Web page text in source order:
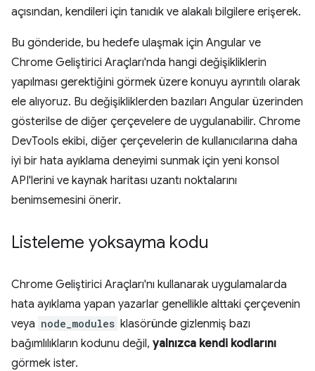
açısından, kendileri için tanıdık ve alakalı bilgilere erişerek.
Bu gönderide, bu hedefe ulaşmak için Angular ve
Chrome Geliştirici Araçları'nda hangi değişikliklerin
yapılması gerektiğini görmek üzere konuyu ayrıntılı olarak
ele alıyoruz. Bu değişikliklerden bazıları Angular üzerinden
gösterilse de diğer çerçevelere de uygulanabilir. Chrome
DevTools ekibi, diğer çerçevelerin de kullanıcılarına daha
iyi bir hata ayıklama deneyimi sunmak için yeni konsol
API'lerini ve kaynak haritası uzantı noktalarını
benimsemesini önerir.
Listeleme yoksayma kodu
Chrome Geliştirici Araçları'nı kullanarak uygulamalarda
hata ayıklama yapan yazarlar genellikle alttaki çerçevenin
veya node_modules klasöründe gizlenmiş bazı
bağımlılıkların kodunu değil, yalnızca kendi kodlarını
görmek ister.